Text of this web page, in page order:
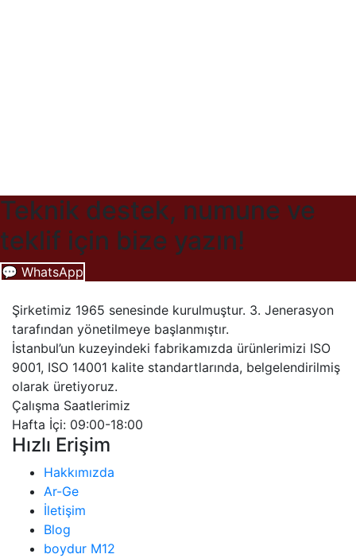
Teknik destek, numune ve
teklif için bize yazın!
💬 WhatsApp
Şirketimiz 1965 senesinde kurulmuştur. 3. Jenerasyon
tarafından yönetilmeye başlanmıştır.
İstanbul’un kuzeyindeki fabrikamızda ürünlerimizi ISO
9001, ISO 14001 kalite standartlarında, belgelendirilmiş
olarak üretiyoruz.
Çalışma Saatlerimiz
Hafta İçi: 09:00-18:00
Hızlı Erişim
Hakkımızda
Ar-Ge
İletişim
Blog
boydur M12